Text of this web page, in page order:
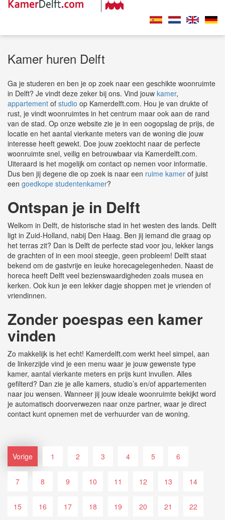
Kamer huren Delft
Ga je studeren en ben je op zoek naar een geschikte woonruimte
in Delft? Je vindt deze zeker bij ons. Vind jouw kamer,
appartement of studio op Kamerdelft.com. Hou je van drukte of
rust, je vindt woonruimtes in het centrum maar ook aan de rand
van de stad. Op onze website zie je in een oogopslag de prijs, de
locatie en het aantal vierkante meters van de woning die jouw
interesse heeft gewekt. Doe jouw zoektocht naar de perfecte
woonruimte snel, veilig en betrouwbaar via Kamerdelft.com.
Uiteraard is het mogelijk om contact op nemen voor informatie.
Dus ben jij degene die op zoek is naar een ruime kamer of juist
een goedkope studentenkamer?
Ontspan je in Delft
Welkom in Delft, de historische stad in het westen des lands. Delft
ligt in Zuid-Holland, nabij Den Haag. Ben jij iemand die graag op
het terras zit? Dan is Delft de perfecte stad voor jou, lekker langs
de grachten of in een mooi steegje, geen probleem! Delft staat
bekend om de gastvrije en leuke horecagelegenheden. Naast de
horeca heeft Delft veel bezienswaardigheden zoals musea en
kerken. Ook kun je een lekker dagje shoppen met je vrienden of
vriendinnen.
Zonder poespas een kamer
vinden
Zo makkelijk is het echt! Kamerdelft.com werkt heel simpel, aan
de linkerzijde vind je een menu waar je jouw gewenste type
kamer, aantal vierkante meters en prijs kunt invullen. Alles
gefilterd? Dan zie je alle kamers, studio’s en/of appartementen
naar jou wensen. Wanneer jij jouw ideale woonruimte bekijkt word
je automatisch doorverwezen naar onze partner, waar je direct
contact kunt opnemen met de verhuurder van de woning.
Vorige 1 2 3 4 5 6
7 8 9 10 11 12 13 14
15 16 17 18 19 20 21 22